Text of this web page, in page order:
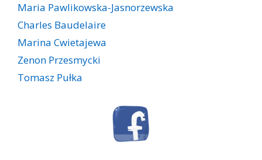
Maria Pawlikowska-Jasnorzewska
Charles Baudelaire
Marina Cwietajewa
Zenon Przesmycki
Tomasz Pułka